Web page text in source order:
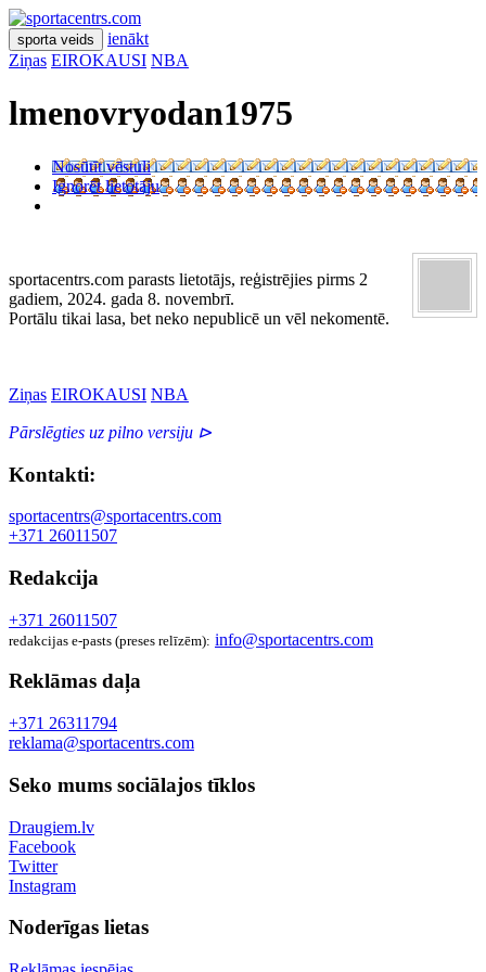
sporta veids
ienākt
Ziņas EIROKAUSI NBA
lmenovryodan1975
Nosūtīt vēstuli
Ignorēt lietotāju
sportacentrs.com parasts lietotājs, reģistrējies pirms 2
gadiem, 2024. gada 8. novembrī.
Portālu tikai lasa, bet neko nepublicē un vēl nekomentē.
Ziņas EIROKAUSI NBA
Pārslēgties uz pilno versiju ⊳
Kontakti:
sportacentrs@sportacentrs.com
+371 26011507
Redakcija
+371 26011507
redakcijas e-pasts (preses relīzēm): info@sportacentrs.com
Reklāmas daļa
+371 26311794
reklama@sportacentrs.com
Seko mums sociālajos tīklos
Draugiem.lv
Facebook
Twitter
Instagram
Noderīgas lietas